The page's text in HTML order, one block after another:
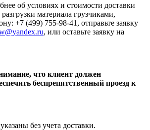
об условиях и стоимости доставки
материала грузчиками,
+7 (499) 755-98-41, отправьте заявку
, или оставьте заявку на
что клиент должен
беспрепятственный проезд к
без учета доставки.